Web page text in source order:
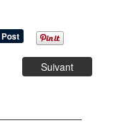
Suivant